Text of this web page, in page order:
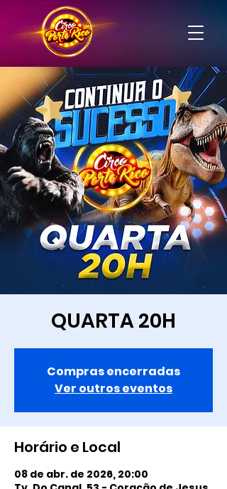
QUARTA 20H
Compras encerradas
Ver outros eventos
Horário e Local
08 de abr. de 2026, 20:00